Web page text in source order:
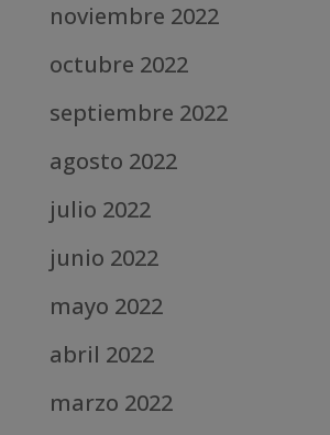
noviembre 2022
octubre 2022
septiembre 2022
agosto 2022
julio 2022
junio 2022
mayo 2022
abril 2022
marzo 2022